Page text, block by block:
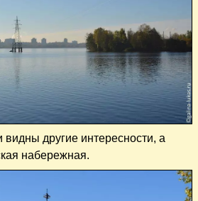
другие интересности, а
набережная.